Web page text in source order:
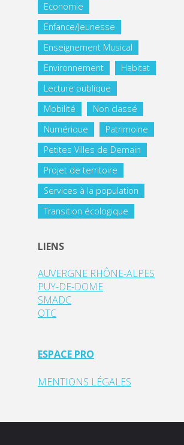
Economie
Enfance/Jeunesse
Enseignement Musical
Environnement
Habitat
Lecture publique
Mobilité
Non classé
Numérique
Patrimoine
Petites Villes de Demain
Projet de territoire
Services à la population
Transition écologique
LIENS
AUVERGNE RHÔNE-ALPES
PUY-DE-DOME
SMADC
OTC
ESPACE PRO
MENTIONS LÉGALES